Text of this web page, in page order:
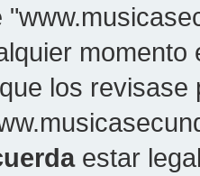
los
estar